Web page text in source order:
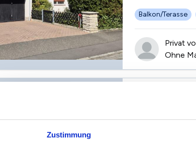
Zustimmung
Balkon/Terasse
Privat
Ohne